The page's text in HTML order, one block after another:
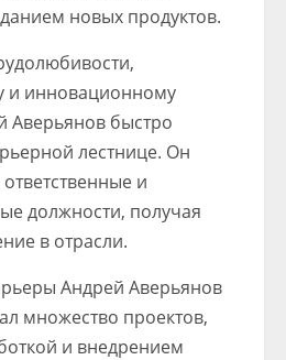
новых продуктов.
и инновационному
быстро
лестнице. Он
и
должности, получая
в отрасли.
Андрей Аверьянов
множество проектов,
и внедрением